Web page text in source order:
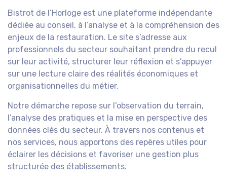
Bistrot de l’Horloge est une plateforme indépendante
dédiée au conseil, à l’analyse et à la compréhension des
enjeux de la restauration. Le site s’adresse aux
professionnels du secteur souhaitant prendre du recul
sur leur activité, structurer leur réflexion et s’appuyer
sur une lecture claire des réalités économiques et
organisationnelles du métier.
Notre démarche repose sur l’observation du terrain,
l’analyse des pratiques et la mise en perspective des
données clés du secteur. À travers nos contenus et
nos services, nous apportons des repères utiles pour
éclairer les décisions et favoriser une gestion plus
structurée des établissements.